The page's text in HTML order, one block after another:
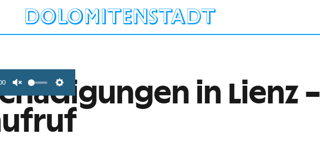
Unmute Settings
in Lienz –